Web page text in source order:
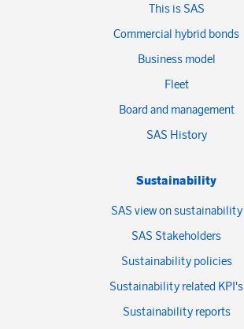
This is SAS
Commercial hybrid bonds
Business model
Fleet
Board and management
SAS History
Sustainability
SAS view on sustainability
SAS Stakeholders
Sustainability policies
Sustainability related KPI's
Sustainability reports